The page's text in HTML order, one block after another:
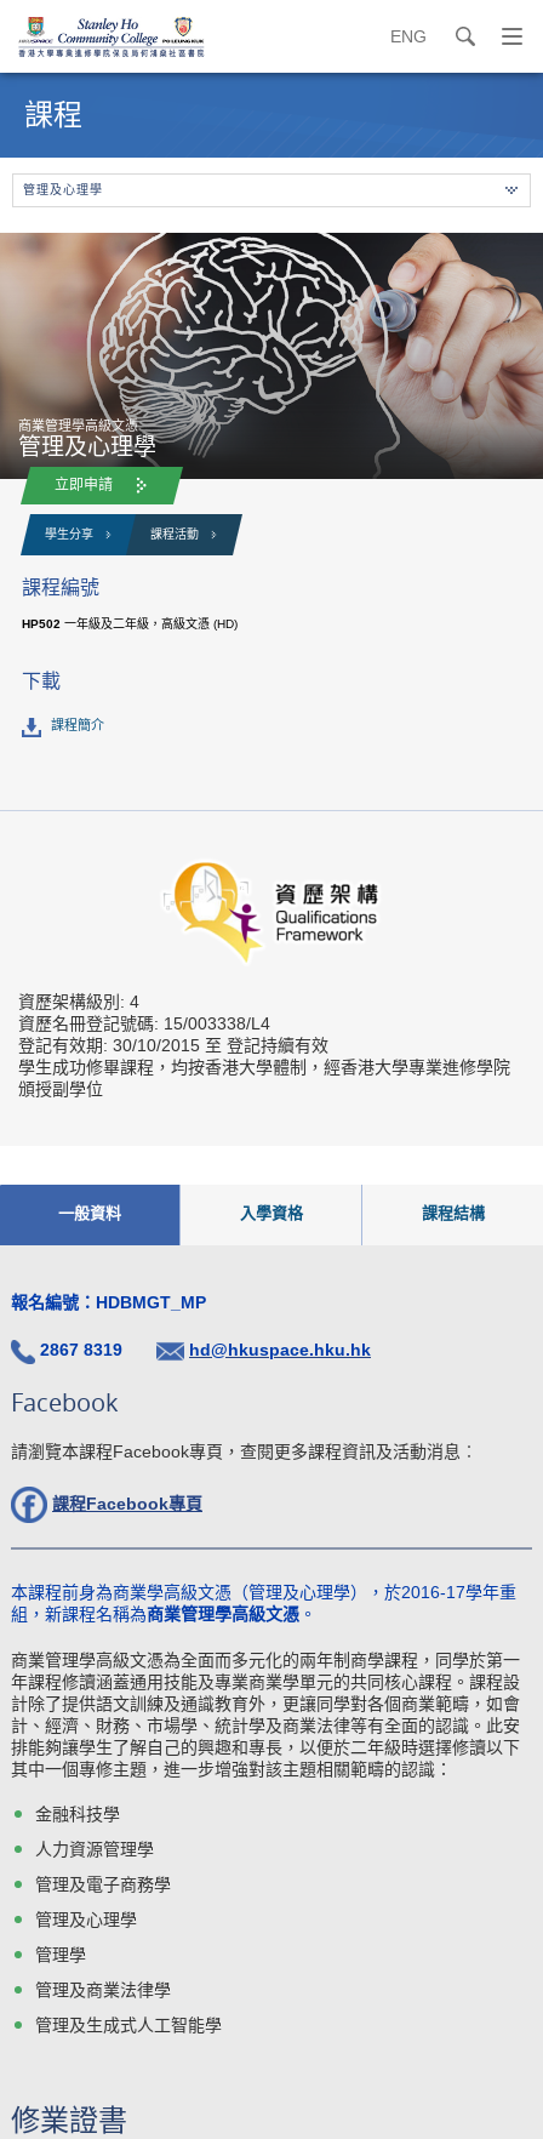
ENG search
打
開
始
課程
管理及心理學
商業管理學高級文憑
管理及心理學
立即申請
學生分享 課程活動
課程編號
HP502 一年級及二年級，高級文憑 (HD)
下載
課程簡介
資歷架構級別: 4
資歷名冊登記號碼: 15/003338/L4
登記有效期: 30/10/2015 至 登記持續有效
學生成功修畢課程，均按香港大學體制，經香港大學專業進修學院
頒授副學位
一般資料 入學資格 課程結構
報名編號：HDBMGT_MP
2867 8319 hd@hkuspace.hku.hk
Facebook
請瀏覽本課程Facebook專頁，查閱更多課程資訊及活動消息︰
課程Facebook專頁
本課程前身為商業學高級文憑（管理及心理學），於2016-17學年重
組，新課程名稱為商業管理學高級文憑 。
商業管理學高級文憑為全面而多元化的兩年制商學課程，同學於第一
年課程修讀涵蓋通用技能及專業商業學單元的共同核心課程。課程設
計除了提供語文訓練及通識教育外，更讓同學對各個商業範疇，如會
計、經濟、財務、市場學、統計學及商業法律等有全面的認識。此安
排能夠讓學生了解自己的興趣和專長，以便於二年級時選擇修讀以下
其中一個專修主題，進一步增強對該主題相關範疇的認識：
金融科技學
人力資源管理學
管理及電子商務學
管理及心理學
管理學
管理及商業法律學
管理及生成式人工智能學
修業證書